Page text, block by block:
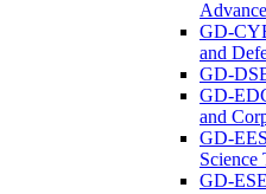
GD-
and
GD-
GD-
and
GD-
Science
GD-